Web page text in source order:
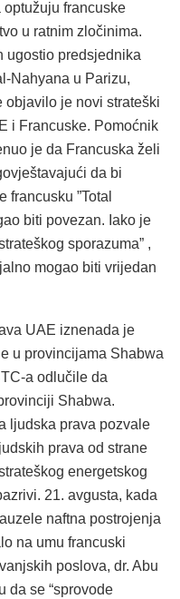
francuske
u ratnim zločinima.
ugostio predsjednika
Nahyana u Parizu,
objavilo je novi strateški
i Francuske. Pomoćnik
je da Francuska želi
da bi
”Total
biti povezan. Iako je
sporazuma” ,
mogao biti vrijedan
UAE iznenada je
u provincijama Shabwa
a odlučile da
Shabwa.
ljudska prava pozvale
prava od strane
energetskog
21. avgusta, kada
naftna postrojenja
na umu francuski
poslova, dr. Abu
da se “sprovode